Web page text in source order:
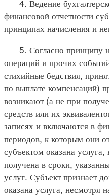
4. Ведение
финансовой отчетности
принципах начисления и
5. Согласно принципу
операций и прочих
стихийные бедствия,
по выплате компенсаций)
возникают (а не при
средств или их
записях и включаются в
периодов, к которым они
субъектом оказана услуга,
получена в сроки,
услуг. Субъект признает
оказана услуга, несмотря